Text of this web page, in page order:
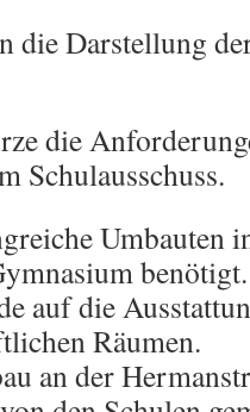
die Darstellung
die
Schulausschuss.
Umbauten
auf die
Räumen.
an der